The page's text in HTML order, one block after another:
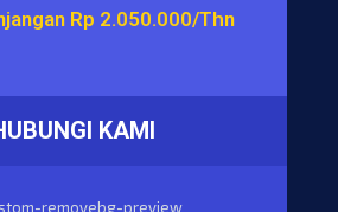
Rp 2.050.000/Thn
KAMI